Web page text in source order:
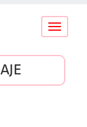
Conmutar